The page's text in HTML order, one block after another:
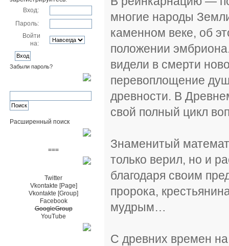
Вход:
Пароль:
Войти
на:
Забыли пароль?
Расширенный поиск
===
Twitter
Vkontakte [Page]
Vkontakte [Group]
Facebook
GoogleGroup
YouTube
многие народы
каменном веке, об
положении
видели в смерти
перевоплощение
древности. В
свой полный цикл
Знаменитый
только верил, но и
благодаря своим
пророка,
мудрым…
С древних времен